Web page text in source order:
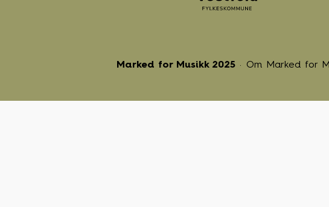
Marked for Musikk 2025 Om Marked for